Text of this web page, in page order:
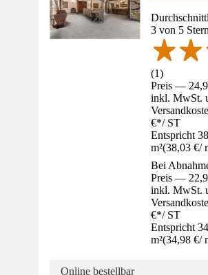
3 von 5
(1)
Preis —
inkl. MwSt.
€*/ ST
Entspricht
m²(38,03 €/
Bei
Preis —
inkl. MwSt.
€*/ ST
Entspricht
m²(34,98 €/
Online bestellbar